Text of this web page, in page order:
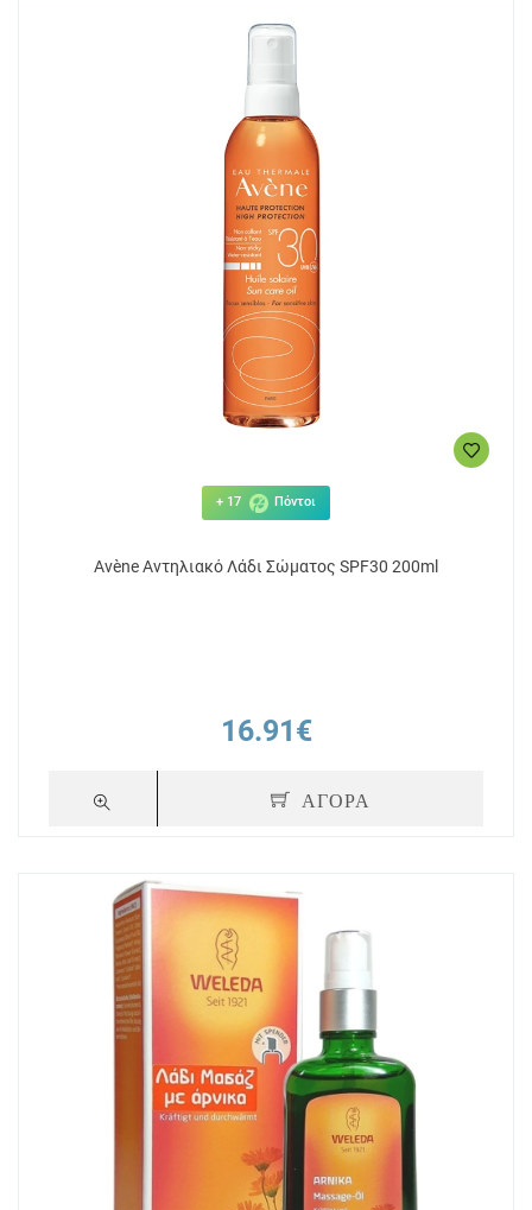
+ 17 Πόντοι
Avène Αντηλιακό Λάδι Σώματος SPF30 200ml
16.91€
ΑΓΟΡΑ